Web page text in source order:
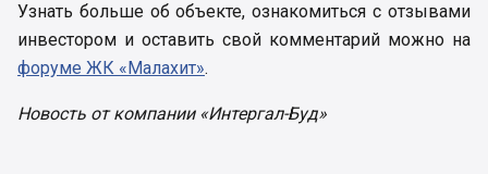
Узнать больше об объекте, ознакомиться с отзывами
инвестором и оставить свой комментарий можно на
форуме ЖК «Малахит».
Новость от компании «Интергал-Буд»